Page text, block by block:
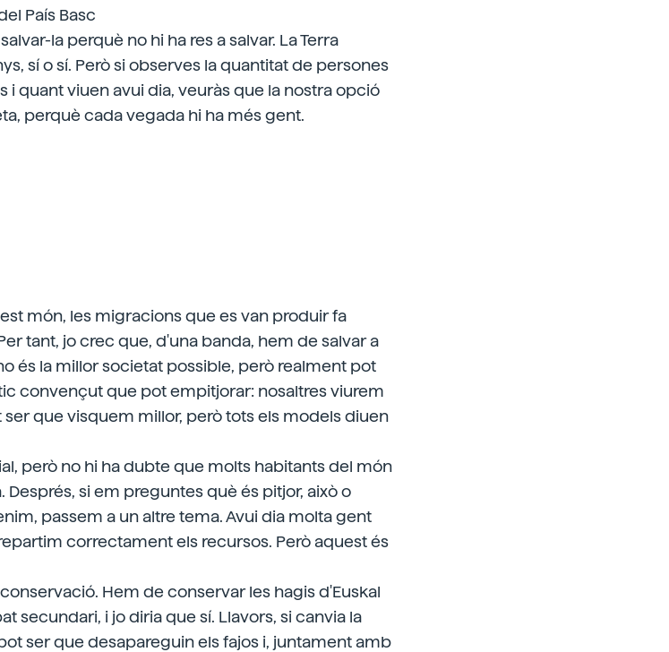
País Basc
la perquè no hi ha res a salvar. La Terra
sí o sí. Però si observes la quantitat de persones
i quant viuen avui dia, veuràs que la nostra opció
perquè cada vegada hi ha més gent.
món, les migracions que es van produir fa
tant, jo crec que, d'una banda, hem de salvar a
és la millor societat possible, però realment pot
convençut que pot empitjorar: nosaltres viurem
que visquem millor, però tots els models diuen
però no hi ha dubte que molts habitants del món
si em preguntes què és pitjor, això o
passem a un altre tema. Avui dia molta gent
correctament els recursos. Però aquest és
Hem de conservar les hagis d'Euskal
secundari, i jo diria que sí. Llavors, si canvia la
ser que desapareguin els fajos i, juntament amb